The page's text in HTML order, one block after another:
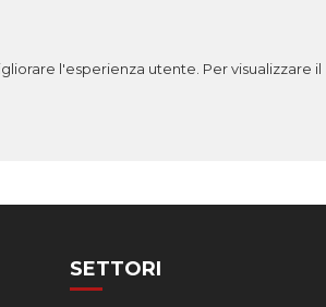
l'esperienza utente. Per visualizzare il
SETTORI